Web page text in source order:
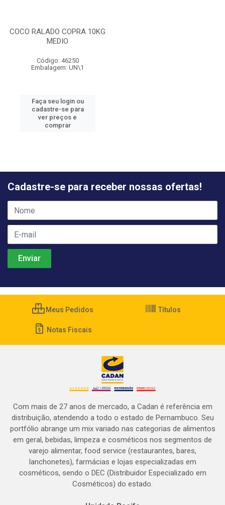
COCO RALADO COPRA 10KG
MEDIO
Código: 46250
Embalagem: UN\1
Faça seu login ou
cadastre-se para
ver preços e
comprar
Cadastre-se para receber nossas ofertas!
Meus Pedidos Títulos
Notas Fiscais
Com mais de 27 anos de mercado, a Cadan é referência em
distribuição, atendendo a todo o estado de Pernambuco. Seu
portfólio abrange um mix variado nas categorias de alimentos
em geral, bebidas, limpeza e cosméticos nos segmentos de
varejo alimentar, food service (restaurantes, bares,
lanchonetes), farmácias e lojas especializadas em
cosméticos, sendo o DEC (Distribuidor Especializado em
Cosméticos) do estado.